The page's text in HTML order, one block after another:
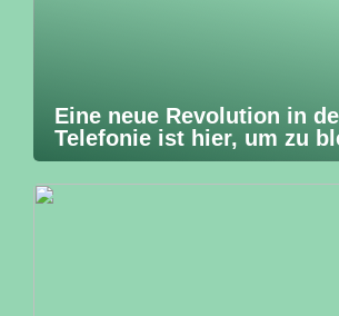
Eine neue Revolution in
Telefonie ist hier, um zu